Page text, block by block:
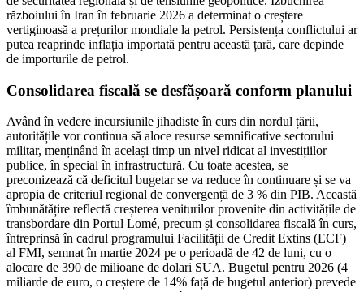
războiului în Iran în februarie 2026 a determinat o creștere
vertiginoasă a prețurilor mondiale la petrol. Persistența conflictului ar
putea reaprinde inflația importată pentru această țară, care depinde
de importurile de petrol.
Consolidarea fiscală se desfășoară conform planului
Având în vedere incursiunile jihadiste în curs din nordul țării,
autoritățile vor continua să aloce resurse semnificative sectorului
militar, menținând în același timp un nivel ridicat al investițiilor
publice, în special în infrastructură. Cu toate acestea, se
preconizează că deficitul bugetar se va reduce în continuare și se va
apropia de criteriul regional de convergență de 3 % din PIB. Această
îmbunătățire reflectă creșterea veniturilor provenite din activitățile de
transbordare din Portul Lomé, precum și consolidarea fiscală în curs,
întreprinsă în cadrul programului Facilității de Credit Extins (ECF)
al FMI, semnat în martie 2024 pe o perioadă de 42 de luni, cu o
alocare de 390 de milioane de dolari SUA. Bugetul pentru 2026 (4
miliarde de euro, o creștere de 14% față de bugetul anterior) prevede